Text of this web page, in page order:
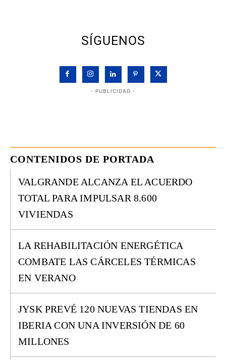
SÍGUENOS
- PUBLICIDAD -
CONTENIDOS DE PORTADA
VALGRANDE ALCANZA EL ACUERDO
TOTAL PARA IMPULSAR 8.600
VIVIENDAS
LA REHABILITACIÓN ENERGÉTICA
COMBATE LAS CÁRCELES TÉRMICAS
EN VERANO
JYSK PREVÉ 120 NUEVAS TIENDAS EN
IBERIA CON UNA INVERSIÓN DE 60
MILLONES